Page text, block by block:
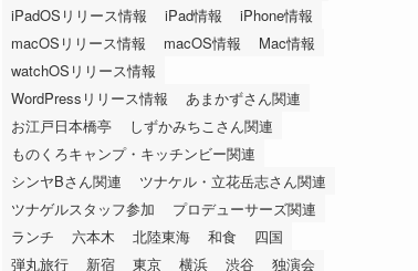
iPadOSリリース情報
iPad情報
iPhone情報
macOSリリース情報
macOS情報
Mac情報
watchOSリリース情報
WordPressリリース情報
あまかずさん関連
お江戸日本橋亭
しずかみちこさん関連
ものくろキャンプ・キッチンビー関連
シンヤBさん関連
ツナケル・立花岳志さん関連
ツナゲルスタッフ参加
プロデューサーズ関連
ランチ
六本木 北陸東海 和食
四国
弾丸旅行
新宿 東京 横浜 渋谷 独演会